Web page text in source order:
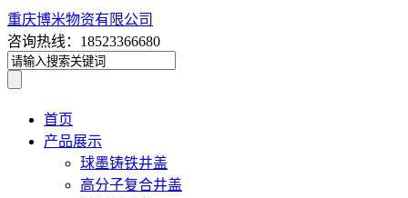
重庆博米物资有限公司
咨询热线：18523366680
首页
产品展示
球墨铸铁井盖
高分子复合井盖